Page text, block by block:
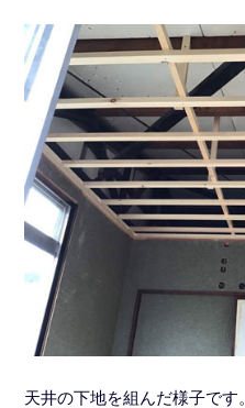
天井の下地を組んだ様子です。